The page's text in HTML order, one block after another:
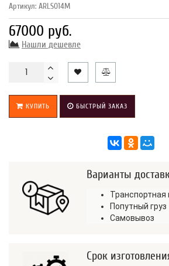
Артикул: ARLS014М
67000 руб.
Нашли дешевле
КУПИТЬ БЫСТРЫЙ ЗАКАЗ
Варианты
Транспортная
Попутный груз
Самовывоз
Срок